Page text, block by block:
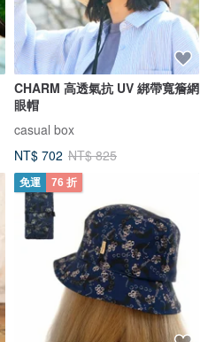
CHARM 高透氣抗 UV 綁帶寬簷網
眼帽
casual box
NT$ 702 NT$ 825
免運 76 折